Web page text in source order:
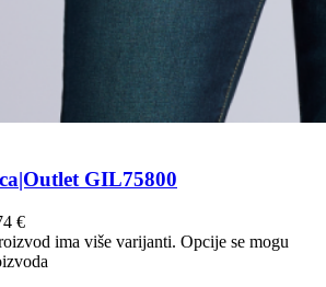
GIL75800
€
ima više varijanti. Opcije se mogu